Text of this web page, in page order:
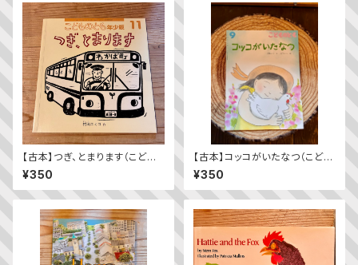
【古本】つぎ、とまります（こども
のとも年少版 2009年11月
号）（第392号）
¥350
【古本】コッコがいたなつ（こども
のとも2023年9月号）
¥350